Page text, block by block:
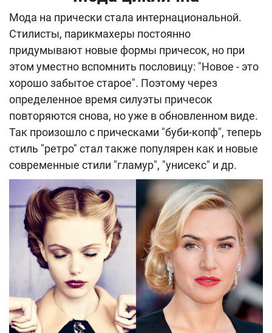
Мода на прически стала интернациональной.
Стилисты, парикмахеры постоянно
придумывают новые формы причесок, но при
этом уместно вспомнить пословицу: "Новое - это
хорошо забытое старое". Поэтому через
определенное время силуэты причесок
повторяются снова, но уже в обновленном виде.
Так произошло с прическами "буби-копф", теперь
стиль "ретро" стал также популярен как и новые
современные стили "гламур", "унисекс" и др.